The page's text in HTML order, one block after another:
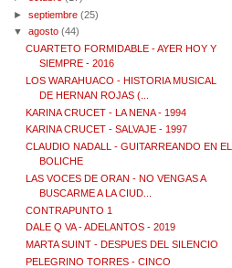
►septiembre (25)
▼agosto (44)
CUARTETO FORMIDABLE - AYER HOY Y
SIEMPRE - 2016
LOS WARAHUACO - HISTORIA MUSICAL
DE HERNAN ROJAS (...
KARINA CRUCET - LA NENA - 1994
KARINA CRUCET - SALVAJE - 1997
CLAUDIO NADALL - GUITARREANDO EN EL
BOLICHE
LAS VOCES DE ORAN - NO VENGAS A
BUSCARME A LA CIUD...
CONTRAPUNTO 1
DALE Q VA - ADELANTOS - 2019
MARTA SUINT - DESPUES DEL SILENCIO
PELEGRINO TORRES - CINCO